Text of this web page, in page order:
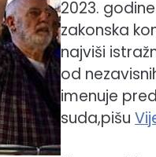
2023.
zakonska
najviši
od
imenuje
suda,pišu